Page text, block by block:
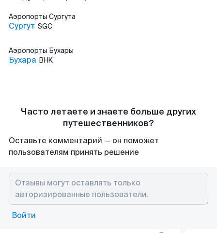
Аэропорты Сургута
Сургут SGC
Аэропорты Бухары
Бухара BHK
Часто летаете и знаете больше других
путешественников?
Оставьте комментарий — он поможет
пользователям принять решение
Войти